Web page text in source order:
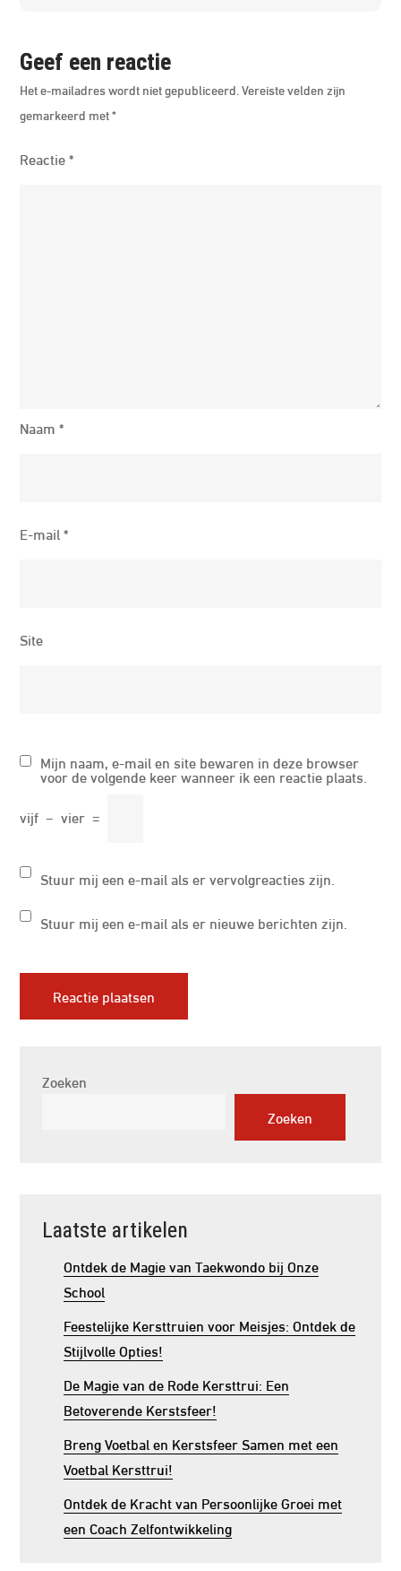
Geef een reactie
Het e-mailadres wordt niet gepubliceerd. Vereiste velden zijn
gemarkeerd met*
Reactie*
Naam*
E-mail*
Site
Mijn naam, e-mail en site bewaren in deze browser
voor de volgende keer wanneer ik een reactie plaats.
vijf − vier =
Stuur mij een e-mail als er vervolgreacties zijn.
Stuur mij een e-mail als er nieuwe berichten zijn.
Zoeken
Zoeken
Laatste artikelen
Ontdek de Magie van Taekwondo bij Onze
School
Feestelijke Kersttruien voor Meisjes: Ontdek de
Stijlvolle Opties!
De Magie van de Rode Kersttrui: Een
Betoverende Kerstsfeer!
Breng Voetbal en Kerstsfeer Samen met een
Voetbal Kersttrui!
Ontdek de Kracht van Persoonlijke Groei met
een Coach Zelfontwikkeling